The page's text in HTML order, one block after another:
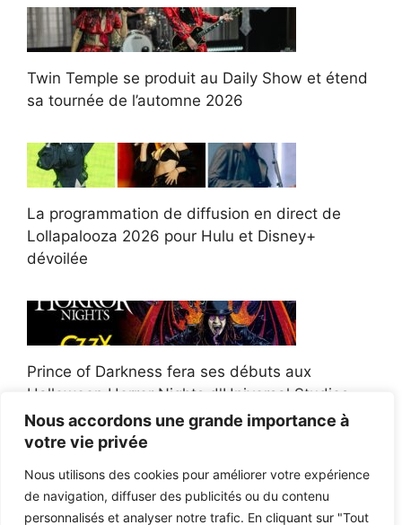
Nous accordons une grande importance à
votre vie privée
Nous utilisons des cookies pour améliorer votre expérience
de navigation, diffuser des publicités ou du contenu
personnalisés et analyser notre trafic. En cliquant sur "Tout
Twin Temple se produit au Daily Show et étend
sa tournée de l’automne 2026
La programmation de diffusion en direct de
Lollapalooza 2026 pour Hulu et Disney+
dévoilée
Prince of Darkness fera ses débuts aux
Halloween Horror Nights d'Universal Studios
Afroman poursuit un policier de l'Ohio après la